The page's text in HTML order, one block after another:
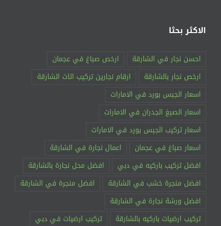
الاكثر بحثا
احسن نجار في الشارقة
ارخص صباغ في عجمان
ارخص نجار بالشارقة
ارقام نجارين تركيب اثاث الشارقة
اسعار الجبس بورد في الامارات
اسعار الصبغ الجدران في الامارات
اسعار تركيب الجبس بورد في الامارات
اسعار صباغ في عجمان
اعمال نجارة في الشارقة
افضل تركيب باركيه في دبي
افضل محل نجارة بالشارقة
افضل منجرة خشب في الشارقة
افضل منجرة في الشارقة
افضل ورشة نجارة في الشارقة
تركيب ارضيات باركيه بالشارقة
تركيب ارضيات في دبي